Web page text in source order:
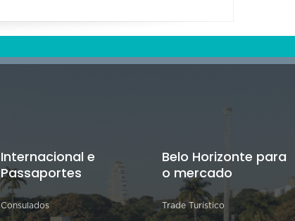
Internacional e
Passaportes
Consulados
Belo Horizonte para
o mercado
Trade Turístico